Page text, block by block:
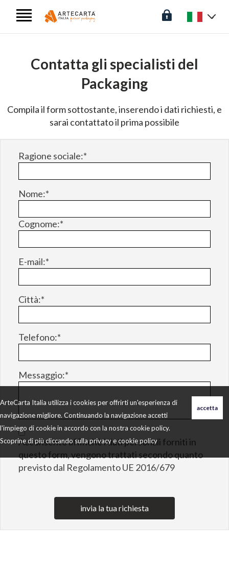
ArteCarta Italia utilizza i cookies per offrirti un'esperienza di
navigazione migliore. Continuando la navigazione accetti
l'impiego di cookie in accordo con la nostra cookie policy.
Scoprine di più cliccando sullaprivacy e cookie policy
Contatta gli specialisti del
Packaging
Compila il form sottostante, inserendo i dati richiesti, e
sarai contattato il prima possibile
Ragione sociale:*
Nome:*
Cognome:*
E-mail:*
Città:*
Telefono:*
Messaggio:*
Acconsento affinchè i dati personali forniti in
questo form, vengono trattati secondo quanto
previsto dal Regolamento UE 2016/679
invia la tua richiesta